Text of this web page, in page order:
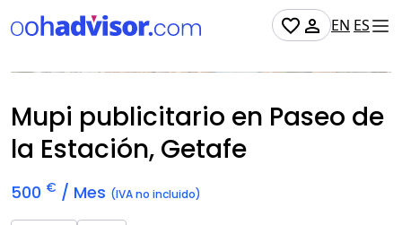
EN ES
Disponible
Mupi publicitario en Paseo de
la Estación, Getafe
500 € / Mes (IVA no incluido)